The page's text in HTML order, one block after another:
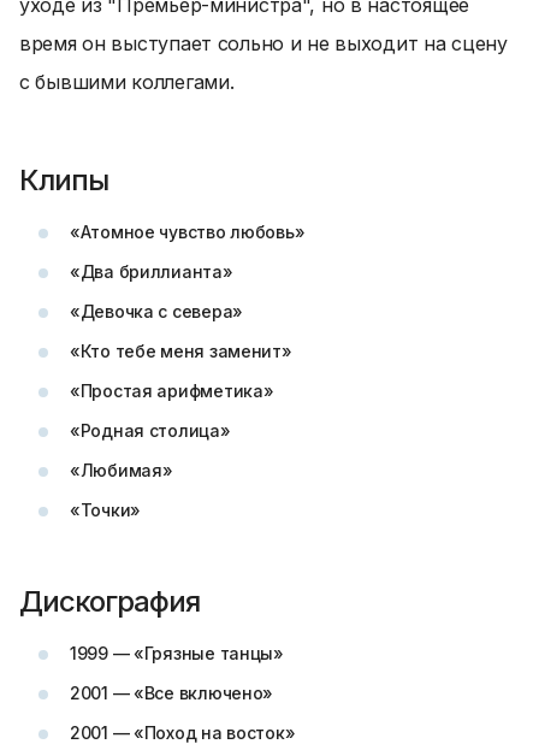
уходе из "Премьер-министра", но в настоящее
время он выступает сольно и не выходит на сцену
с бывшими коллегами.
Клипы
«Атомное чувство любовь»
«Два бриллианта»
«Девочка с севера»
«Кто тебе меня заменит»
«Простая арифметика»
«Родная столица»
«Любимая»
«Точки»
Дискография
1999 — «Грязные танцы»
2001 — «Все включено»
2001 — «Поход на восток»